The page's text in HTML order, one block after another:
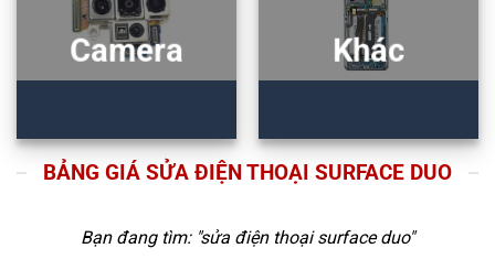
Camera Khác
BẢNG GIÁ SỬA ĐIỆN THOẠI SURFACE DUO
Bạn đang tìm: "sửa điện thoại surface duo"